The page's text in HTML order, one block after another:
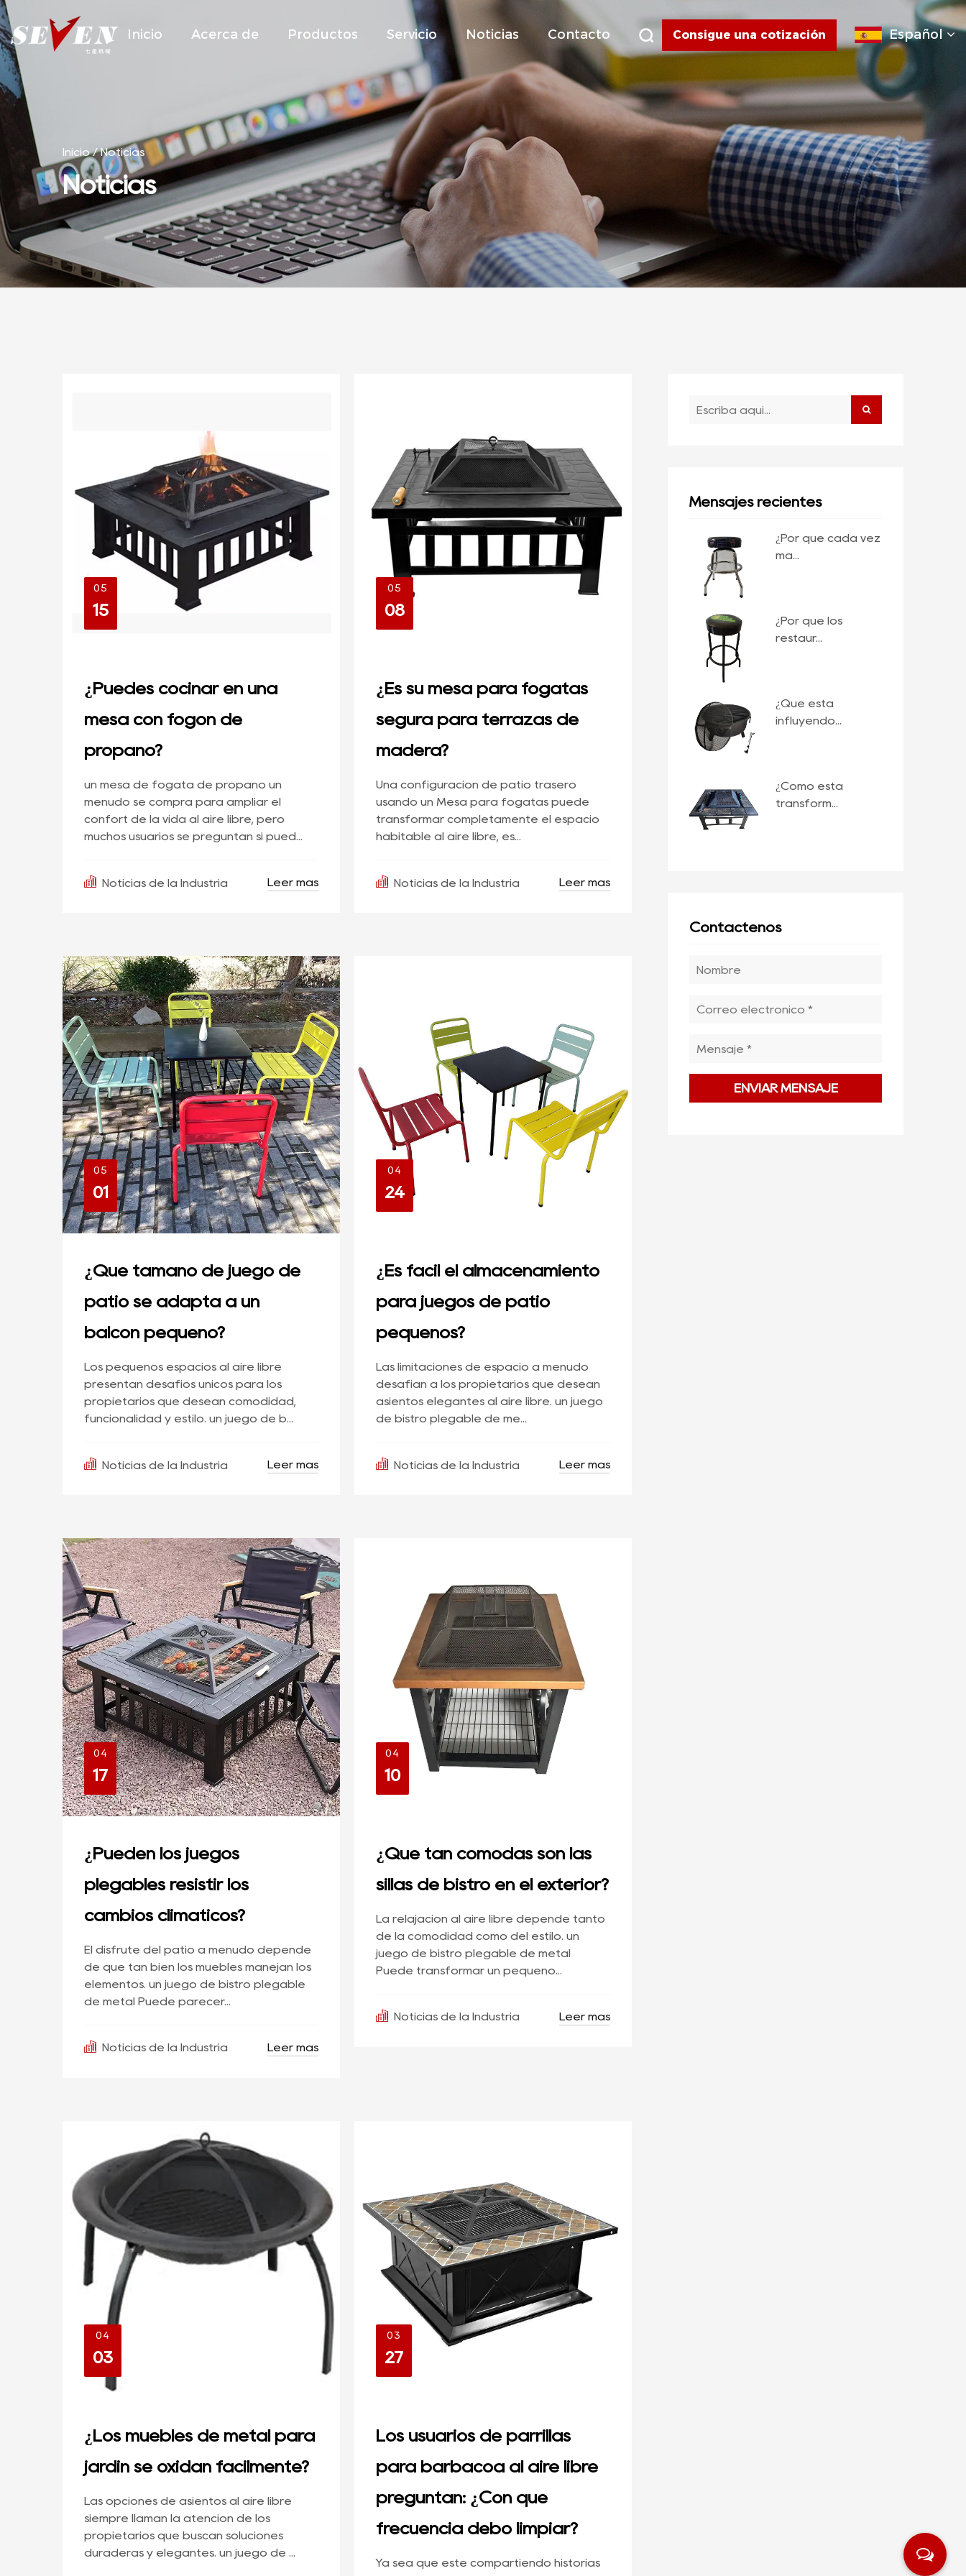
Inicio Acerca de Productos Servicio Noticias Contacto Consigue una cotización Español
Inicio/Noticias
Noticias
05
15
¿Puedes cocinar en una
mesa con fogón de
propano?
un mesa de fogata de propano un
menudo se compra para ampliar el
confort de la vida al aire libre, pero
muchos usuarios se preguntan si pued...
Noticias de la Industria Leer más
05
08
¿Es su mesa para fogatas
segura para terrazas de
madera?
Una configuración de patio trasero
usando un Mesa para fogatas puede
transformar completamente el espacio
habitable al aire libre, es...
Noticias de la Industria Leer más
05
01
¿Qué tamaño de juego de
patio se adapta a un
balcón pequeño?
Los pequeños espacios al aire libre
presentan desafíos únicos para los
propietarios que desean comodidad,
funcionalidad y estilo. un juego de b...
Noticias de la Industria Leer más
04
24
¿Es fácil el almacenamiento
para juegos de patio
pequeños?
Las limitaciones de espacio a menudo
desafían a los propietarios que desean
asientos elegantes al aire libre. un juego
de bistró plegable de me...
Noticias de la Industria Leer más
04
17
¿Pueden los juegos
plegables resistir los
cambios climáticos?
El disfrute del patio a menudo depende
de qué tan bien los muebles manejan los
elementos. un juego de bistró plegable
de metal Puede parecer...
Noticias de la Industria Leer más
04
10
¿Qué tan cómodas son las
sillas de bistró en el exterior?
La relajación al aire libre depende tanto
de la comodidad como del estilo. un
juego de bistró plegable de metal
Puede transformar un pequeño...
Noticias de la Industria Leer más
04
03
¿Los muebles de metal para
jardín se oxidan fácilmente?
Las opciones de asientos al aire libre
siempre llaman la atención de los
propietarios que buscan soluciones
duraderas y elegantes. un juego de ...
03
27
Los usuarios de parrillas
para barbacoa al aire libre
preguntan: ¿Con qué
frecuencia debo limpiar?
Ya sea que esté compartiendo historias
Mensajes recientes
¿Por qué cada vez
má...
¿Por qué los
restaur...
¿Qué está
influyendo...
¿Cómo está
transform...
Contáctenos